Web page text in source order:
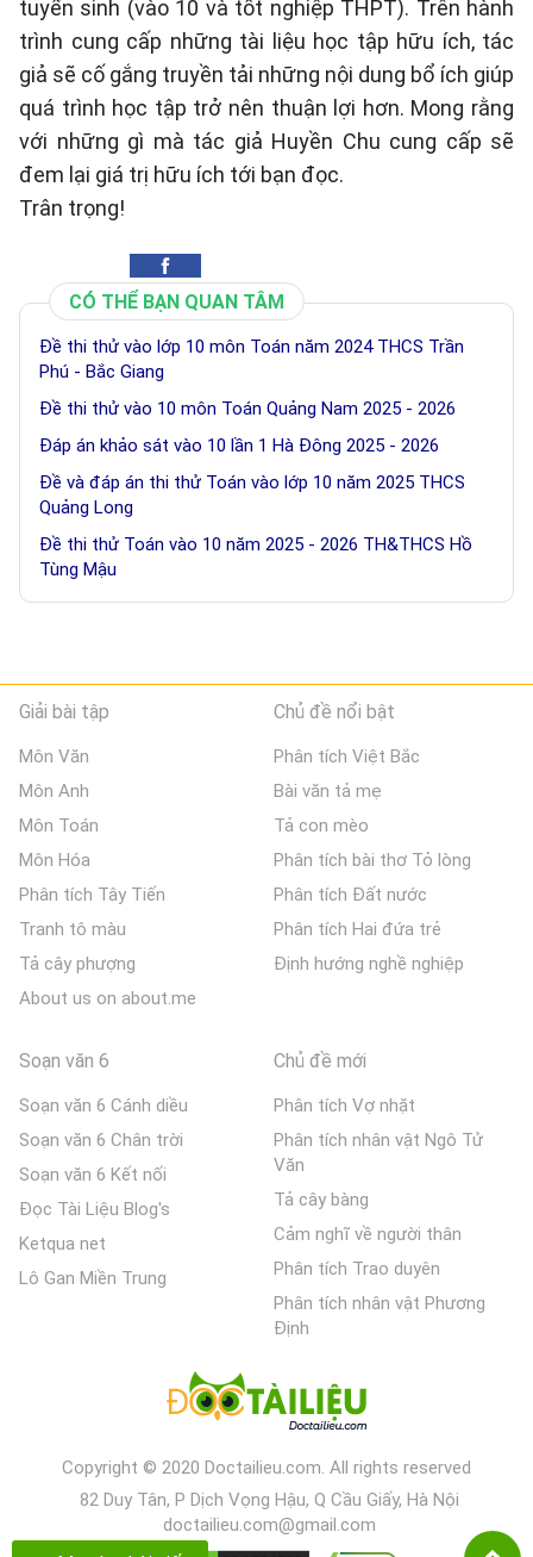
tuyển sinh (vào 10 và tốt nghiệp THPT). Trên hành
trình cung cấp những tài liệu học tập hữu ích, tác
giả sẽ cố gắng truyền tải những nội dung bổ ích giúp
quá trình học tập trở nên thuận lợi hơn. Mong rằng
với những gì mà tác giả Huyền Chu cung cấp sẽ
đem lại giá trị hữu ích tới bạn đọc.
Trân trọng!
CÓ THỂ BẠN QUAN TÂM
Đề thi thử vào lớp 10 môn Toán năm 2024 THCS Trần
Phú - Bắc Giang
Đề thi thử vào 10 môn Toán Quảng Nam 2025 - 2026
Đáp án khảo sát vào 10 lần 1 Hà Đông 2025 - 2026
Đề và đáp án thi thử Toán vào lớp 10 năm 2025 THCS
Quảng Long
Đề thi thử Toán vào 10 năm 2025 - 2026 TH&THCS Hồ
Tùng Mậu
Giải bài tập
Môn Văn
Môn Anh
Môn Toán
Môn Hóa
Phân tích Tây Tiến
Tranh tô màu
Tả cây phượng
About us on about.me
Chủ đề nổi bật
Phân tích Việt Bắc
Bài văn tả mẹ
Tả con mèo
Phân tích bài thơ Tỏ lòng
Phân tích Đất nước
Phân tích Hai đứa trẻ
Định hướng nghề nghiệp
Soạn văn 6
Soạn văn 6 Cánh diều
Soạn văn 6 Chân trời
Soạn văn 6 Kết nối
Đọc Tài Liệu Blog's
Ketqua net
Lô Gan Miền Trung
Chủ đề mới
Phân tích Vợ nhặt
Phân tích nhân vật Ngô Tử
Văn
Tả cây bàng
Cảm nghĩ về người thân
Phân tích Trao duyên
Phân tích nhân vật Phương
Định
Copyright © 2020 Doctailieu.com. All rights reserved
82 Duy Tân, P Dịch Vọng Hậu, Q Cầu Giấy, Hà Nội
doctailieu.com@gmail.com